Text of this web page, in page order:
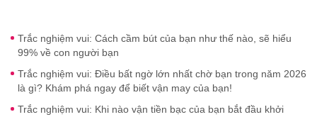
Trắc nghiệm vui: Cách cầm bút của bạn như thế nào, sẽ hiểu
99% về con người bạn
Trắc nghiệm vui: Điều bất ngờ lớn nhất chờ bạn trong năm 2026
là gì? Khám phá ngay để biết vận may của bạn!
Trắc nghiệm vui: Khi nào vận tiền bạc của bạn bắt đầu khởi